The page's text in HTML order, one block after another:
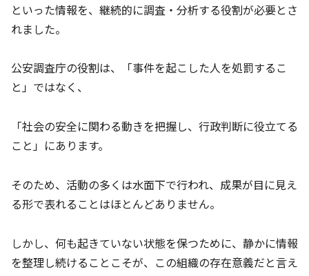
といった情報を、継続的に調査・分析する役割が必要とさ
れました。
公安調査庁の役割は、「事件を起こした人を処罰するこ
と」ではなく、
「社会の安全に関わる動きを把握し、行政判断に役立てる
こと」にあります。
そのため、活動の多くは水面下で行われ、成果が目に見え
る形で表れることはほとんどありません。
しかし、何も起きていない状態を保つために、静かに情報
を整理し続けることこそが、この組織の存在意義だと言え